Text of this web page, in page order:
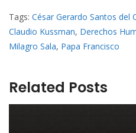
Tags: César Gerardo Santos del
Claudio Kussman, Derechos
Milagro Sala, Papa Francisco
Related Posts